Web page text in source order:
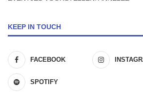
KEEP IN TOUCH
FACEBOOK
SPOTIFY